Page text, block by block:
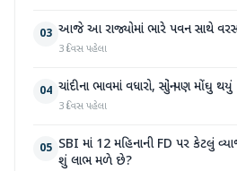
03 આજે આ રાજ્યોમાં ભારે પવન સાથે
3 દિવસ પહેલા
04 ચાંદીના ભાવમાં વધારો, સોનું પણ મોંઘુ થયું
3 દિવસ પહેલા
05 SBI માં 12 મહિનાની FD પર કેટલું
શું લાભ મળે છે?